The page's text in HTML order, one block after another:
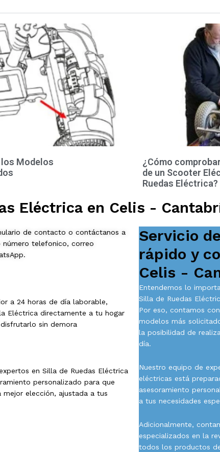
Modelos
¿Cómo
de un Scooter
Ruedas Eléctrica?
Eléctrica en Celis -
de contacto o contáctanos a
número telefonico, correo
a 24 horas de día laborable,
Eléctrica directamente a tu hogar
sin demora
en Silla de Ruedas Eléctrica
personalizado para que
mejor elección, ajustada a tus
Servicio
rápido y
Celis -
Entendemos lo
Silla de Ruedas
Por eso, contamos
modelos más
la posibilidad de
día.
Nuestro equipo de
eléctricas está
asesoramiento
a tus necesidades
Adicionalmente,
especializados en la
todos los productos